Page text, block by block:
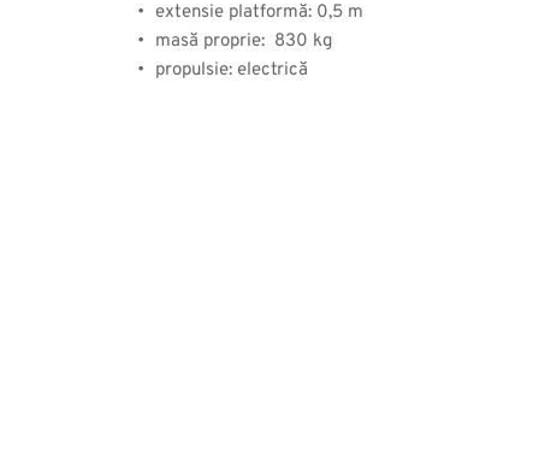
extensie platformă: 0,5 m
masă proprie:  830 kg
propulsie: electrică